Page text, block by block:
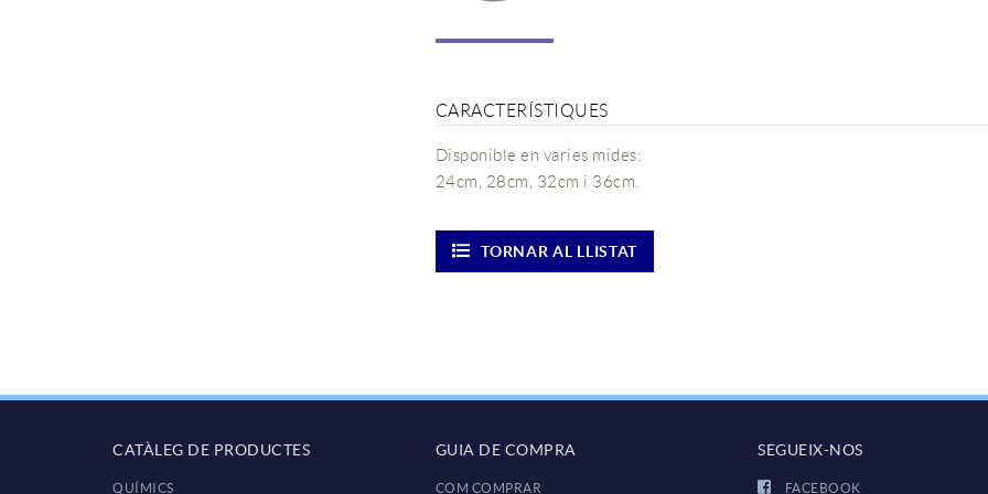
CARACTERÍSTIQUES
Disponible en varies mides:
24cm, 28cm, 32cm i 36cm.
TORNAR AL LLISTAT
CATÀLEG DE PRODUCTES
QUÍMICS
GUIA DE COMPRA
COM COMPRAR
SEGUEIX-NOS
FACEBOOK